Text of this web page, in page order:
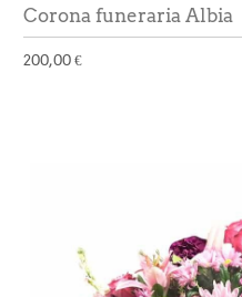
Corona funeraria Albia
200,00 €